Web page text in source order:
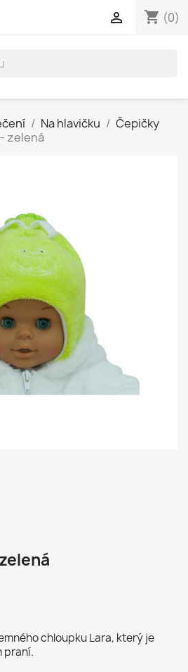
shopping_cart (0)

Na hlavičku
Čepičky
zelená
chloupku Lara, který je
praní.